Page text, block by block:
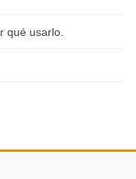
qué usarlo.